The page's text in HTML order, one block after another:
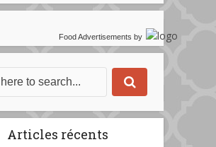
Food Advertisements by
Articles récents